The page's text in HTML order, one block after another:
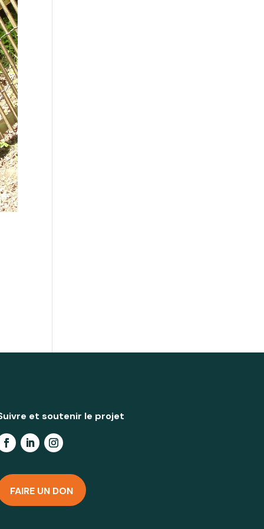
et soutenir le projet
FAIRE UN DON